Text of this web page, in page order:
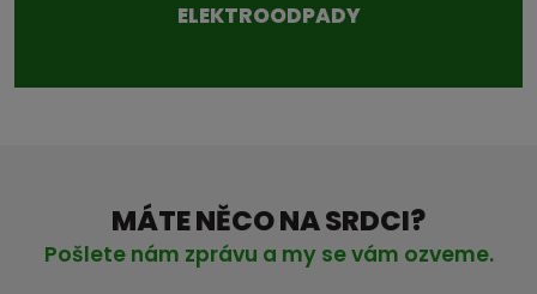
ELEKTROODPADY
MÁTE NĚCO NA SRDCI?
Pošlete nám zprávu a my se vám ozveme.